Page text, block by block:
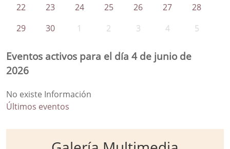
22 23 24 25 26 27
28
29
30 1 2 3 4 5
Eventos activos para el día 4 de junio de
2026
No existe Información
Últimos eventos